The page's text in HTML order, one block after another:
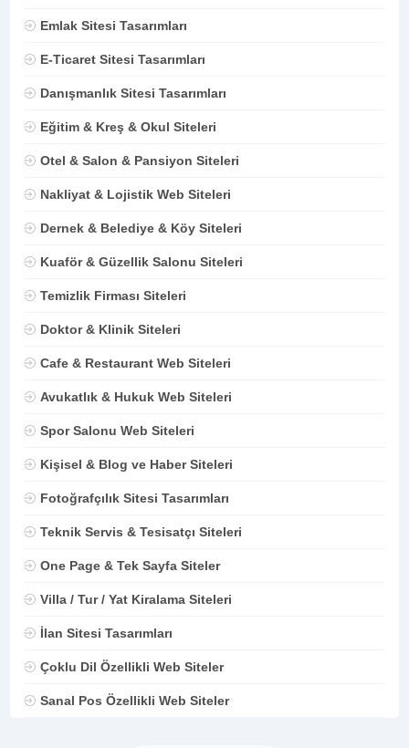
Emlak Sitesi Tasarımları
E-Ticaret Sitesi Tasarımları
Danışmanlık Sitesi Tasarımları
Eğitim & Kreş & Okul Siteleri
Otel & Salon & Pansiyon Siteleri
Nakliyat & Lojistik Web Siteleri
Dernek & Belediye & Köy Siteleri
Kuaför & Güzellik Salonu Siteleri
Temizlik Firması Siteleri
Doktor & Klinik Siteleri
Cafe & Restaurant Web Siteleri
Avukatlık & Hukuk Web Siteleri
Spor Salonu Web Siteleri
Kişisel & Blog ve Haber Siteleri
Fotoğrafçılık Sitesi Tasarımları
Teknik Servis & Tesisatçı Siteleri
One Page & Tek Sayfa Siteler
Villa / Tur / Yat Kiralama Siteleri
İlan Sitesi Tasarımları
Çoklu Dil Özellikli Web Siteler
Sanal Pos Özellikli Web Siteler